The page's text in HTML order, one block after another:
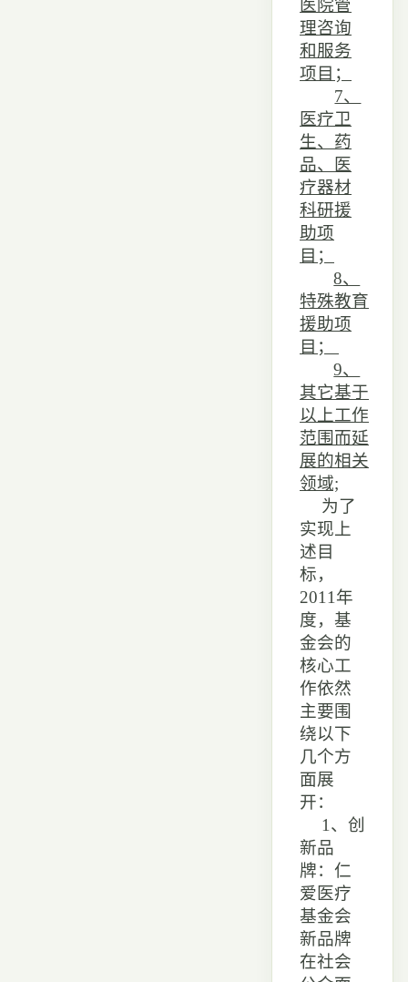
医院管
理咨询
和服务
项目；
7、
医疗卫
生、药
品、医
疗器材
科研援
助项
目；
8、
特殊教育
援助项
目；
9、
其它基于
以上工作
范围而延
展的相关
领域;
为了
实现上
述目
标，
2011年
度，基
金会的
核心工
作依然
主要围
绕以下
几个方
面展
开：
1、创
新品
牌：仁
爱医疗
基金会
新品牌
在社会